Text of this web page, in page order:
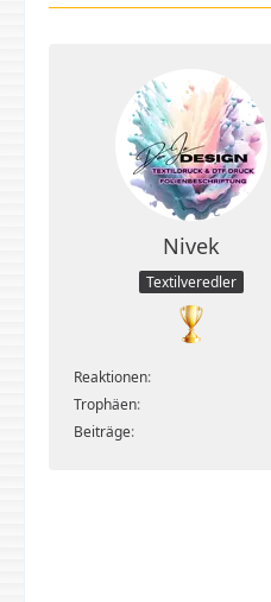
Nivek
Textilveredler
Reaktionen
Trophäen
Beiträge